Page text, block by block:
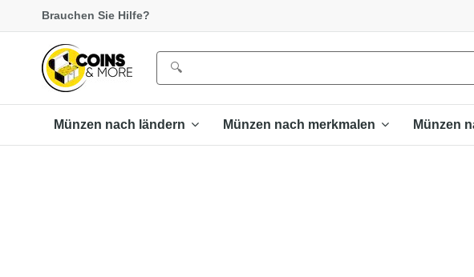
Brauchen Sie Hilfe?
Münzen nach ländern Münzen nach merkmalen Münzen